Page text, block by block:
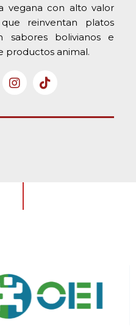
vegana con alto valor
reinventan platos
sabores bolivianos e
productos animal.